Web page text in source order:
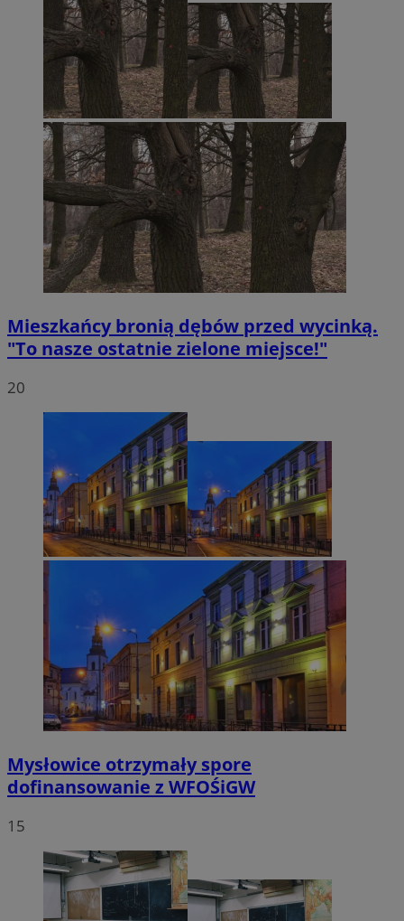
Mieszkańcy bronią dębów przed wycinką.
"To nasze ostatnie zielone miejsce!"
20
Mysłowice otrzymały spore
dofinansowanie z WFOŚiGW
15